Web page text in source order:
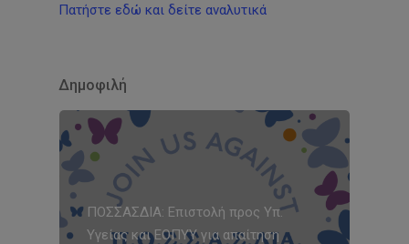
Πατήστε εδώ και δείτε αναλυτικά
Δημοφιλή
ΠΟΣΣΑΣΔΙΑ: Επιστολή προς Υπ.
Υγείας και ΕΟΠΥΥ για απαίτηση